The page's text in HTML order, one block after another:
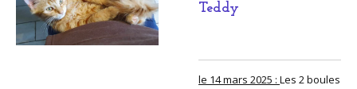
Teddy
le 14 mars 2025 : Les 2 boules